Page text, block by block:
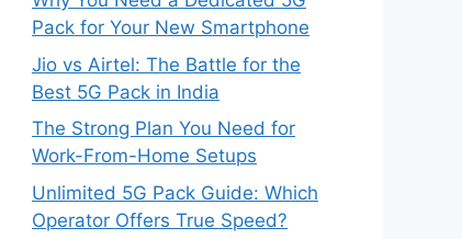
Pack for Your New Smartphone
Jio vs Airtel: The Battle for the
Best 5G Pack in India
The Strong Plan You Need for
Work-From-Home Setups
Unlimited 5G Pack Guide: Which
Operator Offers True Speed?